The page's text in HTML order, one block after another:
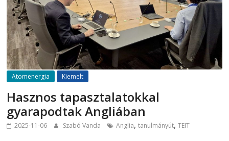
Atomenergia Kiemelt
Hasznos tapasztalatokkal
gyarapodtak Angliában
2025-11-06 Szabó Vanda Anglia,tanulmányút,TEIT